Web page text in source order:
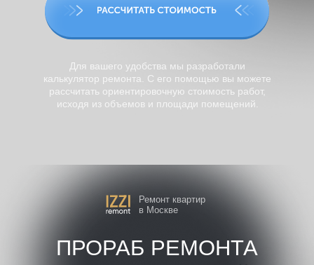
Для вашего удобства мы разработали
калькулятор ремонта. С его помощью вы можете
рассчитать ориентировочную стоимость работ,
исходя из объемов и площади помещений.
ПРОРАБ РЕМОНТА
Ремонт квартир
в Москве